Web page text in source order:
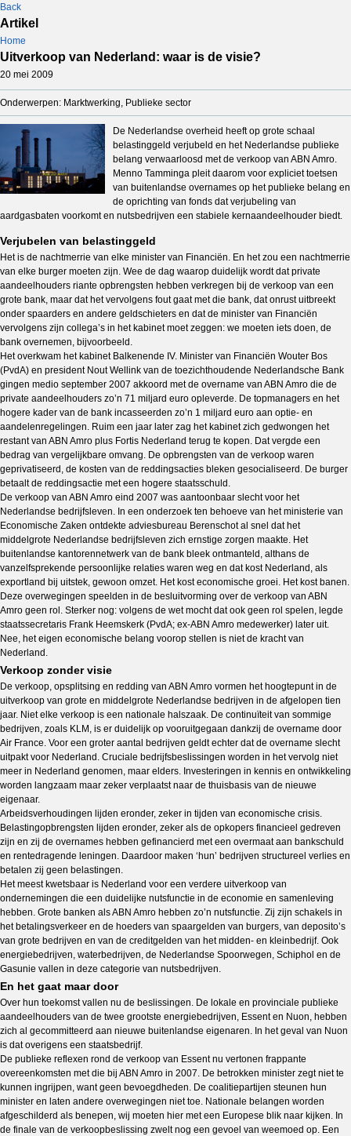
Back
Artikel
Home
Uitverkoop van Nederland: waar is de visie?
20 mei 2009
Onderwerpen: Marktwerking, Publieke sector
De Nederlandse overheid heeft op grote schaal
belastinggeld verjubeld en het Nederlandse publieke
belang verwaarloosd met de verkoop van ABN Amro.
Menno Tamminga pleit daarom voor expliciet toetsen
van buitenlandse overnames op het publieke belang en
de oprichting van fonds dat verjubeling van
aardgasbaten voorkomt en nutsbedrijven een stabiele kernaandeelhouder biedt.
Verjubelen van belastinggeld
Het is de nachtmerrie van elke minister van Financiën. En het zou een nachtmerrie
van elke burger moeten zijn. Wee de dag waarop duidelijk wordt dat private
aandeelhouders riante opbrengsten hebben verkregen bij de verkoop van een
grote bank, maar dat het vervolgens fout gaat met die bank, dat onrust uitbreekt
onder spaarders en andere geldschieters en dat de minister van Financiën
vervolgens zijn collega’s in het kabinet moet zeggen: we moeten iets doen, de
bank overnemen, bijvoorbeeld.
Het overkwam het kabinet Balkenende IV. Minister van Financiën Wouter Bos
(PvdA) en president Nout Wellink van de toezichthoudende Nederlandsche Bank
gingen medio september 2007 akkoord met de overname van ABN Amro die de
private aandeelhouders zo’n 71 miljard euro opleverde. De topmanagers en het
hogere kader van de bank incasseerden zo’n 1 miljard euro aan optie- en
aandelenregelingen. Ruim een jaar later zag het kabinet zich gedwongen het
restant van ABN Amro plus Fortis Nederland terug te kopen. Dat vergde een
bedrag van vergelijkbare omvang. De opbrengsten van de verkoop waren
geprivatiseerd, de kosten van de reddingsacties bleken gesocialiseerd. De burger
betaalt de reddingsactie met een hogere staatsschuld.
De verkoop van ABN Amro eind 2007 was aantoonbaar slecht voor het
Nederlandse bedrijfsleven. In een onderzoek ten behoeve van het ministerie van
Economische Zaken ontdekte adviesbureau Berenschot al snel dat het
middelgrote Nederlandse bedrijfsleven zich ernstige zorgen maakte. Het
buitenlandse kantorennetwerk van de bank bleek ontmanteld, althans de
vanzelfsprekende persoonlijke relaties waren weg en dat kost Nederland, als
exportland bij uitstek, gewoon omzet. Het kost economische groei. Het kost banen.
Deze overwegingen speelden in de besluitvorming over de verkoop van ABN
Amro geen rol. Sterker nog: volgens de wet mocht dat ook geen rol spelen, legde
staatssecretaris Frank Heemskerk (PvdA; ex-ABN Amro medewerker) later uit.
Nee, het eigen economische belang voorop stellen is niet de kracht van
Nederland.
Verkoop zonder visie
De verkoop, opsplitsing en redding van ABN Amro vormen het hoogtepunt in de
uitverkoop van grote en middelgrote Nederlandse bedrijven in de afgelopen tien
jaar. Niet elke verkoop is een nationale halszaak. De continuïteit van sommige
bedrijven, zoals KLM, is er duidelijk op vooruitgegaan dankzij de overname door
Air France. Voor een groter aantal bedrijven geldt echter dat de overname slecht
uitpakt voor Nederland. Cruciale bedrijfsbeslissingen worden in het vervolg niet
meer in Nederland genomen, maar elders. Investeringen in kennis en ontwikkeling
worden langzaam maar zeker verplaatst naar de thuisbasis van de nieuwe
eigenaar.
Arbeidsverhoudingen lijden eronder, zeker in tijden van economische crisis.
Belastingopbrengsten lijden eronder, zeker als de opkopers financieel gedreven
zijn en zij de overnames hebben gefinancierd met een overmaat aan bankschuld
en rentedragende leningen. Daardoor maken ‘hun’ bedrijven structureel verlies en
betalen zij geen belastingen.
Het meest kwetsbaar is Nederland voor een verdere uitverkoop van
ondernemingen die een duidelijke nutsfunctie in de economie en samenleving
hebben. Grote banken als ABN Amro hebben zo’n nutsfunctie. Zij zijn schakels in
het betalingsverkeer en de hoeders van spaargelden van burgers, van deposito’s
van grote bedrijven en van de creditgelden van het midden- en kleinbedrijf. Ook
energiebedrijven, waterbedrijven, de Nederlandse Spoorwegen, Schiphol en de
Gasunie vallen in deze categorie van nutsbedrijven.
En het gaat maar door
Over hun toekomst vallen nu de beslissingen. De lokale en provinciale publieke
aandeelhouders van de twee grootste energiebedrijven, Essent en Nuon, hebben
zich al gecommitteerd aan nieuwe buitenlandse eigenaren. In het geval van Nuon
is dat overigens een staatsbedrijf.
De publieke reflexen rond de verkoop van Essent nu vertonen frappante
overeenkomsten met die bij ABN Amro in 2007. De betrokken minister zegt niet te
kunnen ingrijpen, want geen bevoegdheden. De coalitiepartijen steunen hun
minister en laten andere overwegingen niet toe. Nationale belangen worden
afgeschilderd als benepen, wij moeten hier met een Europese blik naar kijken. In
de finale van de verkoopbeslissing zwelt nog een gevoel van weemoed op. Een